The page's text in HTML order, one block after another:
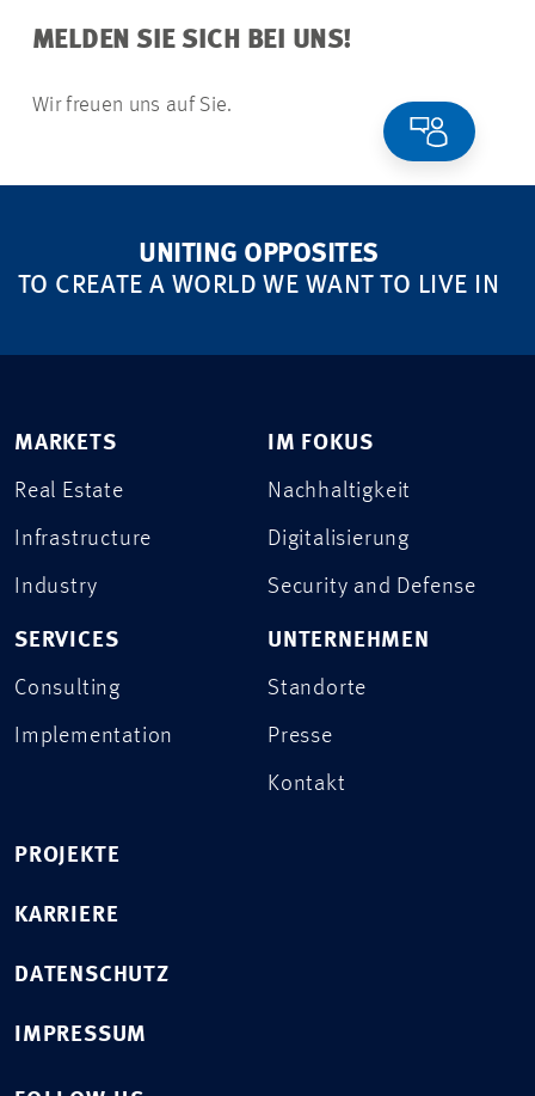
MELDEN SIE SICH BEI UNS!
Wir freuen uns auf Sie.
UNITING OPPOSITES
TO CREATE A WORLD WE WANT TO LIVE IN
MARKETS
Real Estate
Infrastructure
Industry
SERVICES
Consulting
Implementation
IM FOKUS
Nachhaltigkeit
Digitalisierung
Security and Defense
UNTERNEHMEN
Standorte
Presse
Kontakt
PROJEKTE
KARRIERE
DATENSCHUTZ
IMPRESSUM